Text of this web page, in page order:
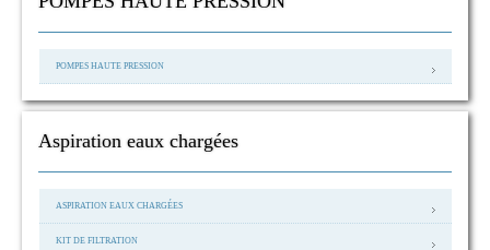
POMPES HAUTE PRESSION
Aspiration eaux chargées
ASPIRATION EAUX CHARGÉES
KIT DE FILTRATION